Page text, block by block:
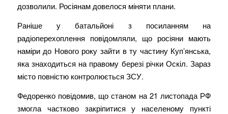
дозволили. Росіянам довелося міняти плани.
Раніше у батальйоні з посиланням на
радіоперехоплення повідомляли, що росіяни мають
наміри до Нового року зайти в ту частину Куп’янська,
яка знаходиться на правому березі річки Оскіл. Зараз
місто повністю контролюється ЗСУ.
Федоренко повідомив, що станом на 21 листопада РФ
змогла частково закріпитися у населеному пункті